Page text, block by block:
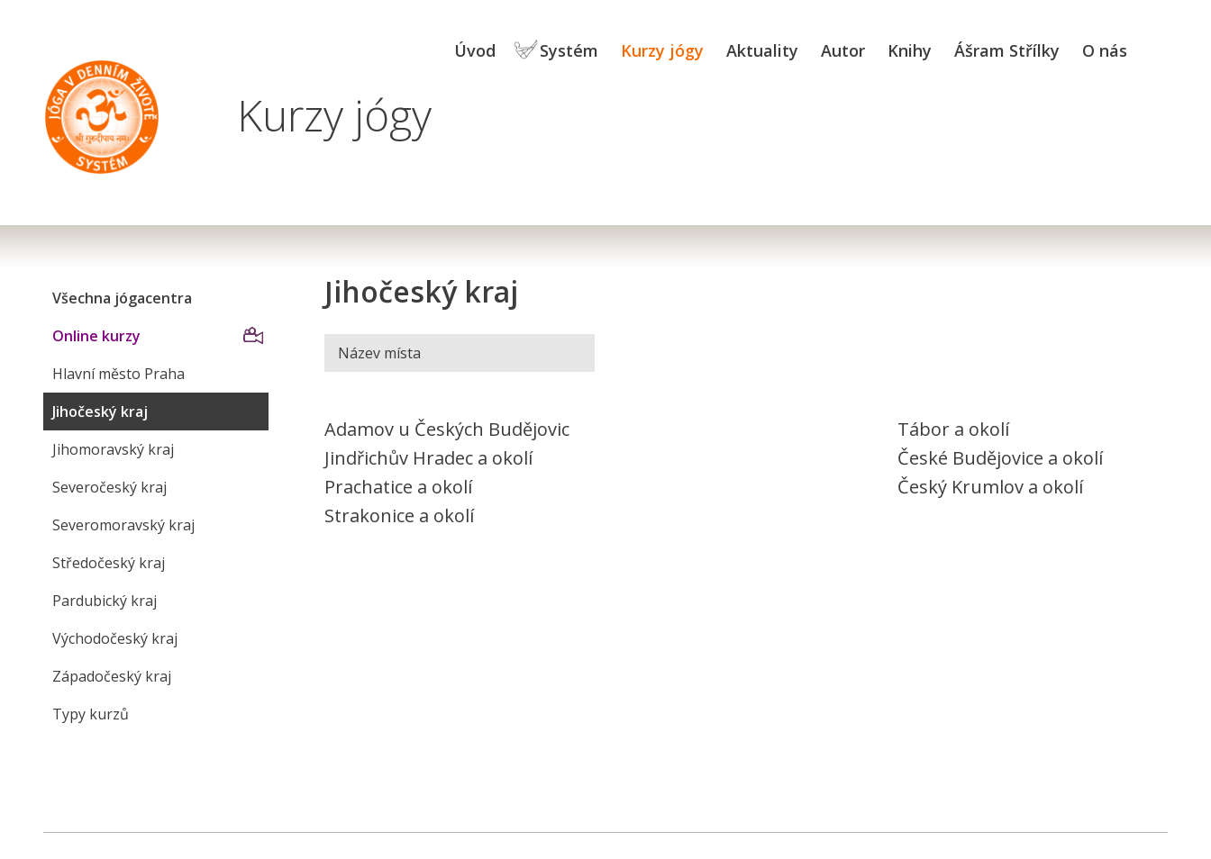
Kurzy jógy
Úvod Systém Kurzy jógy Aktuality Autor Knihy Ášram Střílky O nás
Všechna jógacentra
Online kurzy
Hlavní město Praha
Jihočeský kraj
Jihomoravský kraj
Severočeský kraj
Severomoravský kraj
Středočeský kraj
Pardubický kraj
Východočeský kraj
Západočeský kraj
Typy kurzů
Jihočeský kraj
Adamov u Českých Budějovic
Jindřichův Hradec a okolí
Prachatice a okolí
Strakonice a okolí
Tábor a okolí
České Budějovice a okolí
Český Krumlov a okolí